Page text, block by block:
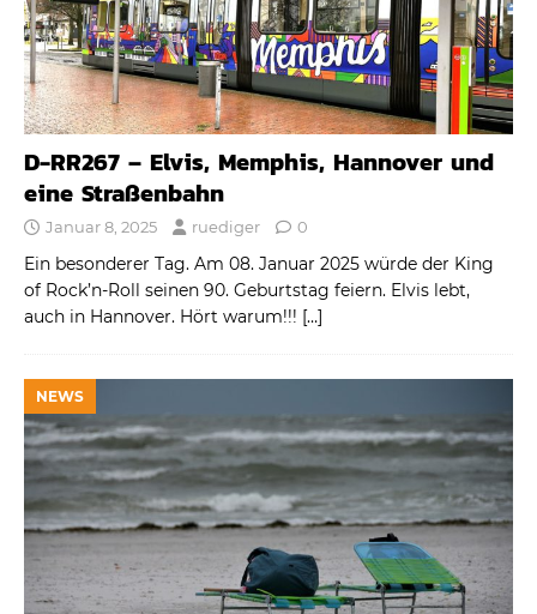
D-RR267 – Elvis, Memphis, Hannover und
eine Straßenbahn
Januar 8, 2025 ruediger 0
Ein besonderer Tag. Am 08. Januar 2025 würde der King
of Rock’n-Roll seinen 90. Geburtstag feiern. Elvis lebt,
auch in Hannover. Hört warum!!! […]
NEWS